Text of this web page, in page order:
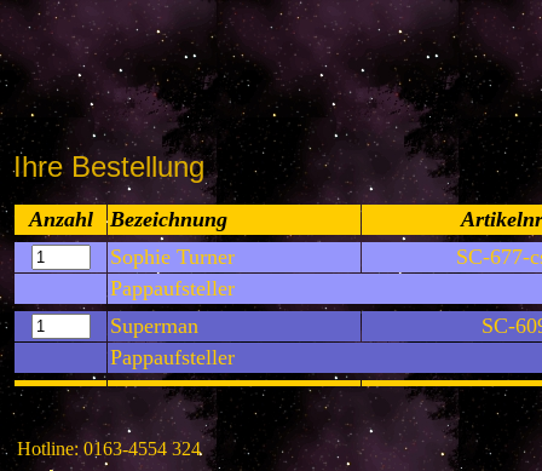
Ihre Bestellung
Anzahl Bezeichnung
Sophie Turner
SC-677-
Pappaufsteller
Superman
SC-
Pappaufsteller
Hotline: 0163-4554 324